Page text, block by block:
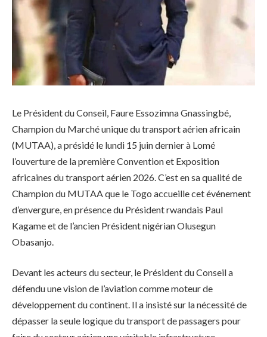
Le Président du Conseil, Faure Essozimna Gnassingbé,
Champion du Marché unique du transport aérien africain
(MUTAA), a présidé le lundi 15 juin dernier à Lomé
l’ouverture de la première Convention et Exposition
africaines du transport aérien 2026. C’est en sa qualité de
Champion du MUTAA que le Togo accueille cet événement
d’envergure, en présence du Président rwandais Paul
Kagame et de l’ancien Président nigérian Olusegun
Obasanjo.
Devant les acteurs du secteur, le Président du Conseil a
défendu une vision de l’aviation comme moteur de
développement du continent. Il a insisté sur la nécessité de
dépasser la seule logique du transport de passagers pour